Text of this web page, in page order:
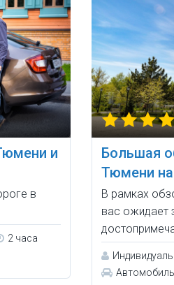
и
в
2 часа
Большая
Тюмени на
В рамках
вас ожидает